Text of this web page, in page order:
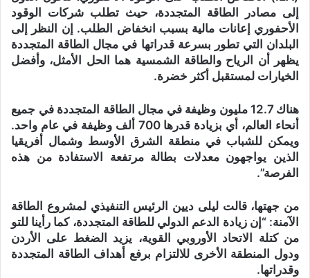
إلى مصادر الطاقة المتجددة، حيث تطلب شركات الوقود
الأحفوري إعانات مالية بسبب انخفاض الطلب. إن النظر إلى
البلدان التي تطور بسرعة قدراتها في مجال الطاقة المتجددة
يظهر أن الرياح والطاقة الشمسية هما الحل الأمثل، وأفضل
الخيارات لمستقبل أكثر خضرة.
هناك 12.7 مليون وظيفة في مجال الطاقة المتجددة في جميع
أنحاء العالم، أي بزيادة قدرها 700 ألف وظيفة في عام واحد.
ويمكن للشباب في منطقة الشرق الأوسط وشمال أفريقيا
الذين يواجهون معدلات بطالة مرتفعة الاستفادة من هذه
الفرصة”.
من جهتها، قالت ليلى ديين الرئيس التنفيذي لمشروع الطاقة
الآمنة: “إن زيادة الدعم الدولي للطاقة المتجددة، كما رأينا للتو
من كتلة الاتحاد الأوروبي القوية، يزيد الضغط على الأردن
ودول المنطقة الأخرى للالتزام برفع أهداف الطاقة المتجددة
وقدراتها.